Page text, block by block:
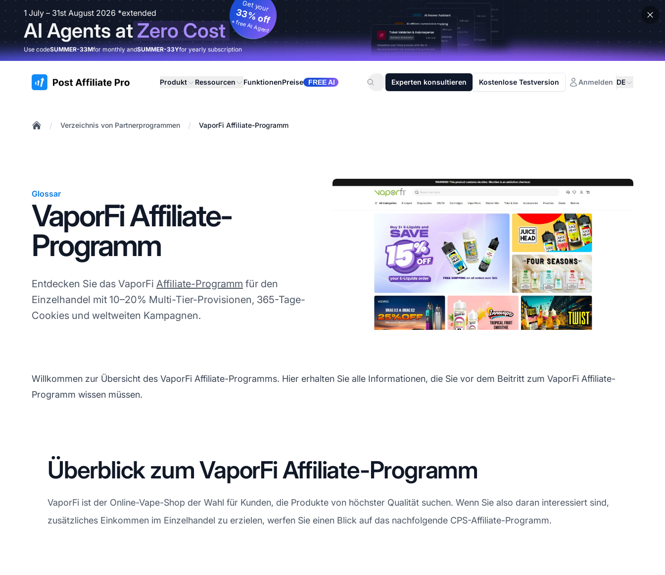
1 July – 31st August 2026 *extended
AI Agents atZero Cost
Get your
33% off
+ free AI Agent
Use codeSUMMER-33Mfor monthly andSUMMER-33Yfor yearly subscription
:site.title Produkt Ressourcen FunktionenPreise FREE AI Experten konsultieren Kostenlose Testversion Anmelden DE
/ Verzeichnis von Partnerprogrammen / VaporFi Affiliate-Programm
Glossar
VaporFi Affiliate-
Programm
Entdecken Sie das VaporFi Affiliate-Programm für den
Einzelhandel mit 10–20% Multi-Tier-Provisionen, 365-Tage-
Cookies und weltweiten Kampagnen.
Willkommen zur Übersicht des VaporFi Affiliate-Programms. Hier erhalten Sie alle Informationen, die Sie vor dem Beitritt zum VaporFi Affiliate-
Programm wissen müssen.
Überblick zum VaporFi Affiliate-Programm
VaporFi ist der Online-Vape-Shop der Wahl für Kunden, die Produkte von höchster Qualität suchen. Wenn Sie also daran interessiert sind,
zusätzliches Einkommen im Einzelhandel zu erzielen, werfen Sie einen Blick auf das nachfolgende CPS-Affiliate-Programm.